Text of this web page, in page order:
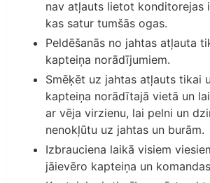
nav atļauts lietot konditorejas
kas satur tumšās ogas.
Peldēšanās no jahtas atļauta
kapteiņa norādījumiem.
Smēķēt uz jahtas atļauts tikai
kapteiņa norādītajā vietā un
ar vēja virzienu, lai pelni un
nenokļūtu uz jahtas un burām.
Izbrauciena laikā visiem
jāievēro kapteiņa un